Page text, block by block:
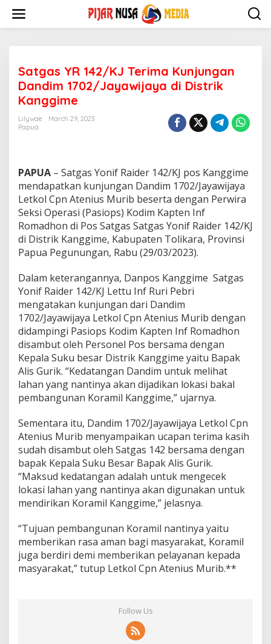
content
Satgas YR 142/KJ Terima Kunjungan
Dandim 1702/Jayawijaya di Distrik
Kanggime
Lilywae
March 29, 2023
Papua
PAPUA – Satgas Yonif Raider 142/KJ pos Kanggime
mendapatkan kunjungan Dandim 1702/Jayawijaya
Letkol Cpn Atenius Murib beserta dengan Perwira
Seksi Operasi (Pasiops) Kodim Kapten Inf
Romadhon di Pos Satgas Satgas Yonif Raider 142/KJ
di Distrik Kanggime, Kabupaten Tolikara, Provinsi
Papua Pegunungan, Rabu (29/03/2023).
Dalam keterangannya, Danpos Kanggime Satgas
Yonif Raider 142/KJ Lettu Inf Ruri Pebri
mengatakan kunjungan dari Dandim
1702/Jayawijaya Letkol Cpn Atenius Murib dengan
didampingi Pasiops Kodim Kapten Inf Romadhon
disambut oleh Personel Pos bersama dengan
Kepala Suku besar Distrik Kanggime yaitu Bapak
Alis Gurik. “Kedatangan Dandim untuk melihat
lahan yang nantinya akan dijadikan lokasi bakal
pembangunan Koramil Kanggime,” ujarnya.
Sementara itu, Dandim 1702/Jayawijaya Letkol Cpn
Atenius Murib menyampaikan ucapan terima kasih
sudah disambut oleh Satgas 142 bersama dengan
bapak Kepala Suku Besar Bapak Alis Gurik.
“Maksud kedatangan adalah untuk mengecek
lokasi lahan yang nantinya akan digunakan untuk
mendirikan Koramil Kanggime,” jelasnya.
“Tujuan pembangunan Koramil nantinya yaitu
memberikan rasa aman bagi masyarakat, Koramil
juga berdiri demi memberikan pelayanan kepada
masyarakat,” tutup Letkol Cpn Atenius Murib.**
Follow Us